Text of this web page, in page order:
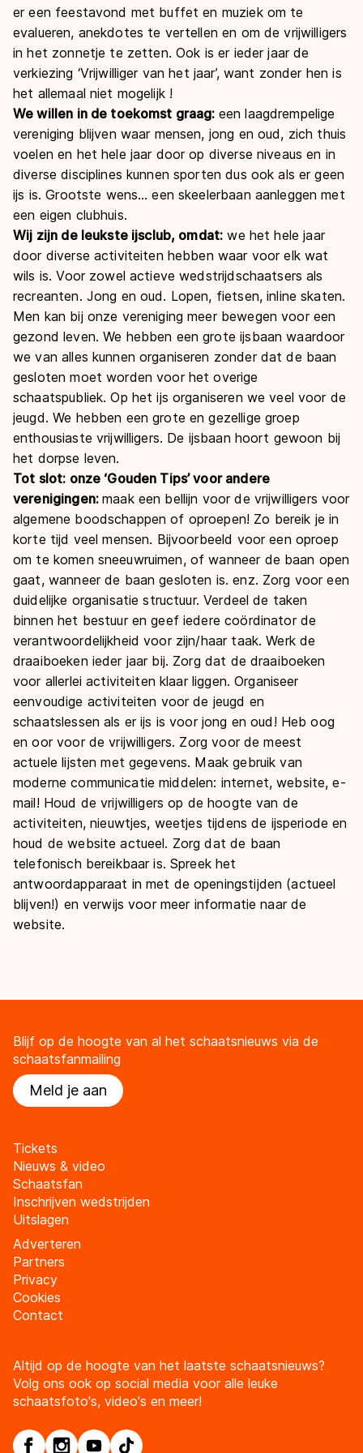
er een feestavond met buffet en muziek om te
evalueren, anekdotes te vertellen en om de vrijwilligers
in het zonnetje te zetten. Ook is er ieder jaar de
verkiezing ‘Vrijwilliger van het jaar’, want zonder hen is
het allemaal niet mogelijk !
We willen in de toekomst graag: een laagdrempelige
vereniging blijven waar mensen, jong en oud, zich thuis
voelen en het hele jaar door op diverse niveaus en in
diverse disciplines kunnen sporten dus ook als er geen
ijs is. Grootste wens… een skeelerbaan aanleggen met
een eigen clubhuis.
Wij zijn de leukste ijsclub, omdat: we het hele jaar
door diverse activiteiten hebben waar voor elk wat
wils is. Voor zowel actieve wedstrijdschaatsers als
recreanten. Jong en oud. Lopen, fietsen, inline skaten.
Men kan bij onze vereniging meer bewegen voor een
gezond leven. We hebben een grote ijsbaan waardoor
we van alles kunnen organiseren zonder dat de baan
gesloten moet worden voor het overige
schaatspubliek. Op het ijs organiseren we veel voor de
jeugd. We hebben een grote en gezellige groep
enthousiaste vrijwilligers. De ijsbaan hoort gewoon bij
het dorpse leven.
Tot slot: onze ‘Gouden Tips’ voor andere
verenigingen:maak een bellijn voor de vrijwilligers voor
algemene boodschappen of oproepen! Zo bereik je in
korte tijd veel mensen. Bijvoorbeeld voor een oproep
om te komen sneeuwruimen, of wanneer de baan open
gaat, wanneer de baan gesloten is. enz. Zorg voor een
duidelijke organisatie structuur. Verdeel de taken
binnen het bestuur en geef iedere coördinator de
verantwoordelijkheid voor zijn/haar taak. Werk de
draaiboeken ieder jaar bij. Zorg dat de draaiboeken
voor allerlei activiteiten klaar liggen. Organiseer
eenvoudige activiteiten voor de jeugd en
schaatslessen als er ijs is voor jong en oud! Heb oog
en oor voor de vrijwilligers. Zorg voor de meest
actuele lijsten met gegevens. Maak gebruik van
moderne communicatie middelen: internet, website, e-
mail! Houd de vrijwilligers op de hoogte van de
activiteiten, nieuwtjes, weetjes tijdens de ijsperiode en
houd de website actueel. Zorg dat de baan
telefonisch bereikbaar is. Spreek het
antwoordapparaat in met de openingstijden (actueel
blijven!) en verwijs voor meer informatie naar de
website.
Blijf op de hoogte van al het schaatsnieuws via de
schaatsfanmailing
Meld je aan
Tickets
Nieuws & video
Schaatsfan
Inschrijven wedstrijden
Uitslagen
Adverteren
Partners
Privacy
Cookies
Contact
Altijd op de hoogte van het laatste schaatsnieuws?
Volg ons ook op social media voor alle leuke
schaatsfoto's, video's en meer!